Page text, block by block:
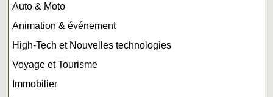
Auto & Moto
Animation & événement
High-Tech et Nouvelles technologies
Voyage et Tourisme
Immobilier